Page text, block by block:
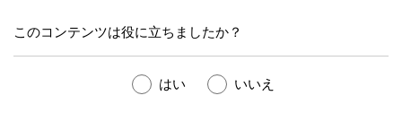
このコンテンツは役に立ちましたか？
はい いいえ
Astellas Pharma Inc. All rights reserved.